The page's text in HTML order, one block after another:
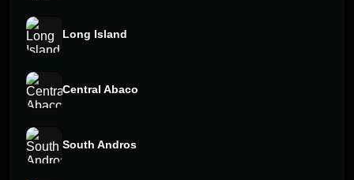
Long Island
Central Abaco
South Andros